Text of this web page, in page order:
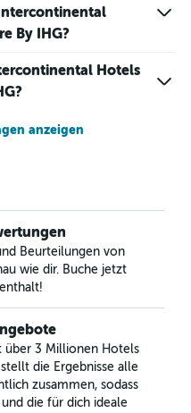
By IHG?
Hotels
anzeigen
Beurteilungen von
wie dir. Buche jetzt
über 3 Millionen Hotels
die Ergebnisse alle
zusammen, sodass
die für dich ideale